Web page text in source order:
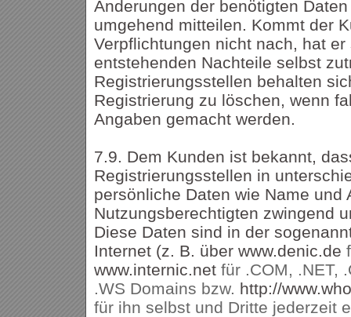
Änderungen der benötigten
umgehend mitteilen. Kommt der
Verpflichtungen nicht nach, hat
entstehenden Nachteile selbst
Registrierungsstellen behalten
Registrierung zu löschen, wenn
Angaben gemacht werden.
7.9. Dem Kunden ist bekannt,
Registrierungsstellen in
persönliche Daten wie Name und
Nutzungsberechtigten zwingend
Diese Daten sind in der
Internet (z. B. über www.denic.de
www.internic.net für .COM, .NET,
.WS Domains bzw. http://
für ihn selbst und Dritte jederzeit